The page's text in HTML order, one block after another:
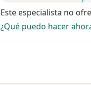
Disponibilidad
Este especialista no
¿Qué puedo hacer